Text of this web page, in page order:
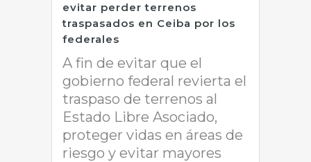
evitar perder terrenos
traspasados en Ceiba por los
federales
A fin de evitar que el
gobierno federal revierta el
traspaso de terrenos al
Estado Libre Asociado,
proteger vidas en áreas de
riesgo y evitar mayores